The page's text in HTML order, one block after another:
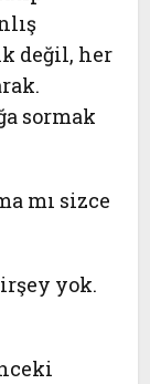
değil, her
sormak
mı sizce
yok.